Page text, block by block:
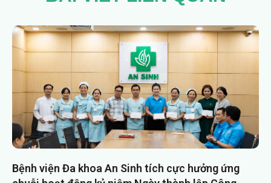
Bệnh viện Đa khoa An Sinh tích cực hưởng ứng